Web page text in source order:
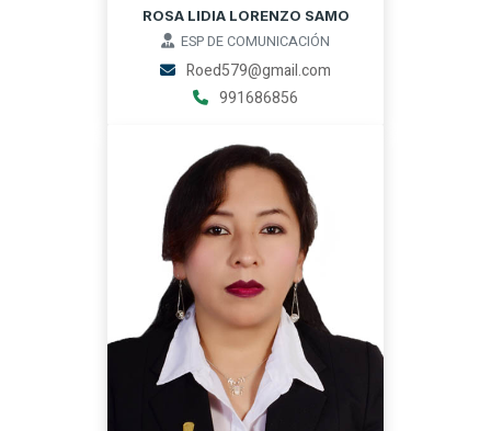
ROSA LIDIA LORENZO SAMO
ESP DE COMUNICACIÓN
Roed579@gmail.com
991686856